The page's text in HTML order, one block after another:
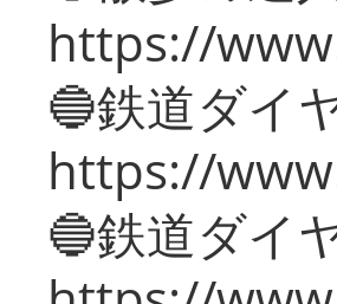
https://
🔵鉄道ダイ
https://
🔵鉄道ダイ